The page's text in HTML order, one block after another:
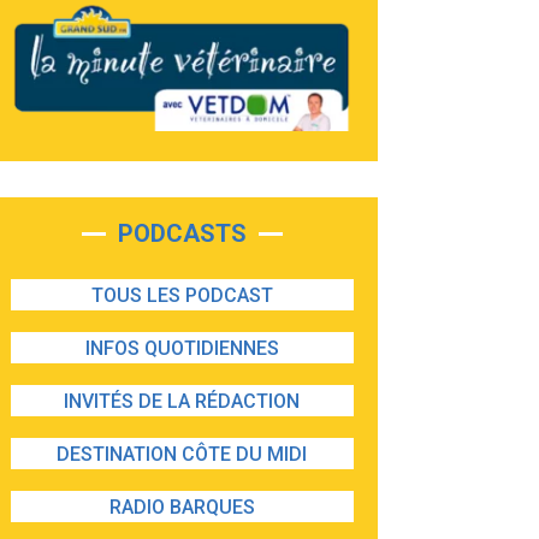
PODCASTS
TOUS LES PODCAST
INFOS QUOTIDIENNES
INVITÉS DE LA RÉDACTION
DESTINATION CÔTE DU MIDI
RADIO BARQUES